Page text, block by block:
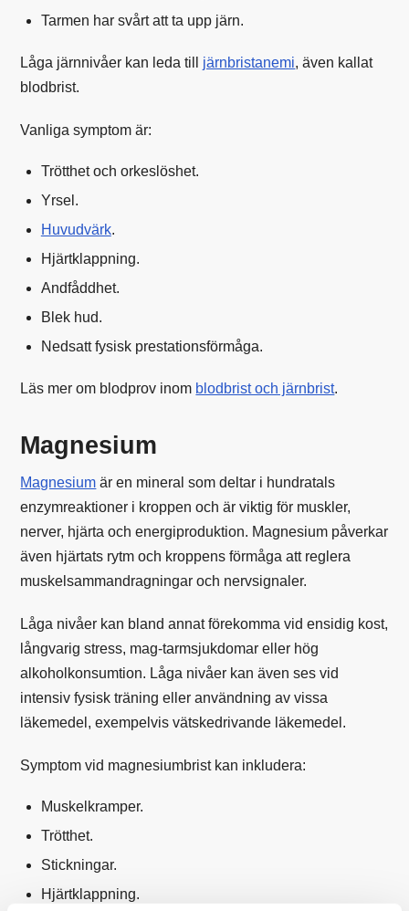
Tarmen har svårt att ta upp järn.
Låga järnnivåer kan leda till järnbristanemi, även kallat
blodbrist.
Vanliga symptom är:
Trötthet och orkeslöshet.
Yrsel.
Huvudvärk.
Hjärtklappning.
Andfåddhet.
Blek hud.
Nedsatt fysisk prestationsförmåga.
Läs mer om blodprov inom blodbrist och järnbrist.
Magnesium
Magnesium är en mineral som deltar i hundratals
enzymreaktioner i kroppen och är viktig för muskler,
nerver, hjärta och energiproduktion. Magnesium påverkar
även hjärtats rytm och kroppens förmåga att reglera
muskelsammandragningar och nervsignaler.
Låga nivåer kan bland annat förekomma vid ensidig kost,
långvarig stress, mag-tarmsjukdomar eller hög
alkoholkonsumtion. Låga nivåer kan även ses vid
intensiv fysisk träning eller användning av vissa
läkemedel, exempelvis vätskedrivande läkemedel.
Symptom vid magnesiumbrist kan inkludera:
Muskelkramper.
Trötthet.
Stickningar.
Hjärtklappning.